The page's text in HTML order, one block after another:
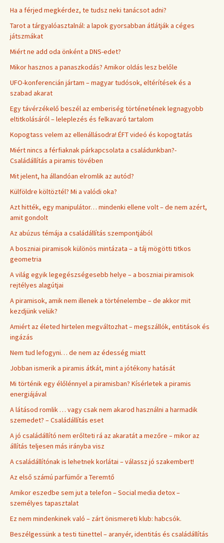
Ha a férjed megkérdez, te tudsz neki tanácsot adni?
Tarot a tárgyalóasztalnál: a lapok gyorsabban átlátják a céges
játszmákat
Miért ne add oda önként a DNS-edet?
Mikor hasznos a panaszkodás? Amikor oldás lesz belőle
UFO-konferencián jártam – magyar tudósok, eltérítések és a
szabad akarat
Egy távérzékelő beszél az emberiség történetének legnagyobb
eltitkolásáról – leleplezés és felkavaró tartalom
Kopogtass velem az ellenállásodra! ÉFT videó és kopogtatás
Miért nincs a férfiaknak párkapcsolata a családunkban?-
Családállítás a piramis tövében
Mit jelent, ha állandóan elromlik az autód?
Külföldre költöztél? Mi a valódi oka?
Azt hitték, egy manipulátor… mindenki ellene volt – de nem azért,
amit gondolt
Az abúzus témája a családállítás szempontjából
A boszniai piramisok különös mintázata – a táj mögötti titkos
geometria
A világ egyik legegészségesebb helye – a boszniai piramisok
rejtélyes alagútjai
A piramisok, amik nem illenek a történelembe – de akkor mit
kezdjünk velük?
Amiért az életed hirtelen megváltozhat – megszállók, entitások és
ingázás
Nem tud lefogyni… de nem az édesség miatt
Jobban ismerik a piramis átkát, mint a jótékony hatását
Mi történik egy élőlénnyel a piramisban? Kísérletek a piramis
energiájával
A látásod romlik … vagy csak nem akarod használni a harmadik
szemedet? – Családállítás eset
A jó családállító nem erőlteti rá az akaratát a mezőre – mikor az
állítás teljesen más irányba visz
A családállítónak is lehetnek korlátai – válassz jó szakembert!
Az első számú parfümőr a Teremtő
Amikor eszedbe sem jut a telefon – Social media detox –
személyes tapasztalat
Ez nem mindenkinek való – zárt önismereti klub: habcsók.
Beszélgessünk a testi tünettel – aranyér, identitás és családállítás